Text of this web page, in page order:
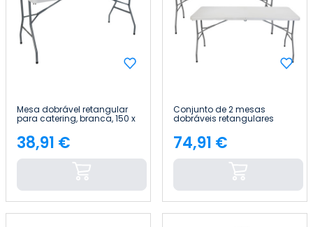
Mesa dobrável retangular
para catering, branca, 150 x
74 cm Thinia Home
Preço
38,91 €
Conjunto de 2 mesas
dobráveis retangulares
para catering, brancas, 150
x 74 cm Thinia Home
Preço
74,91 €